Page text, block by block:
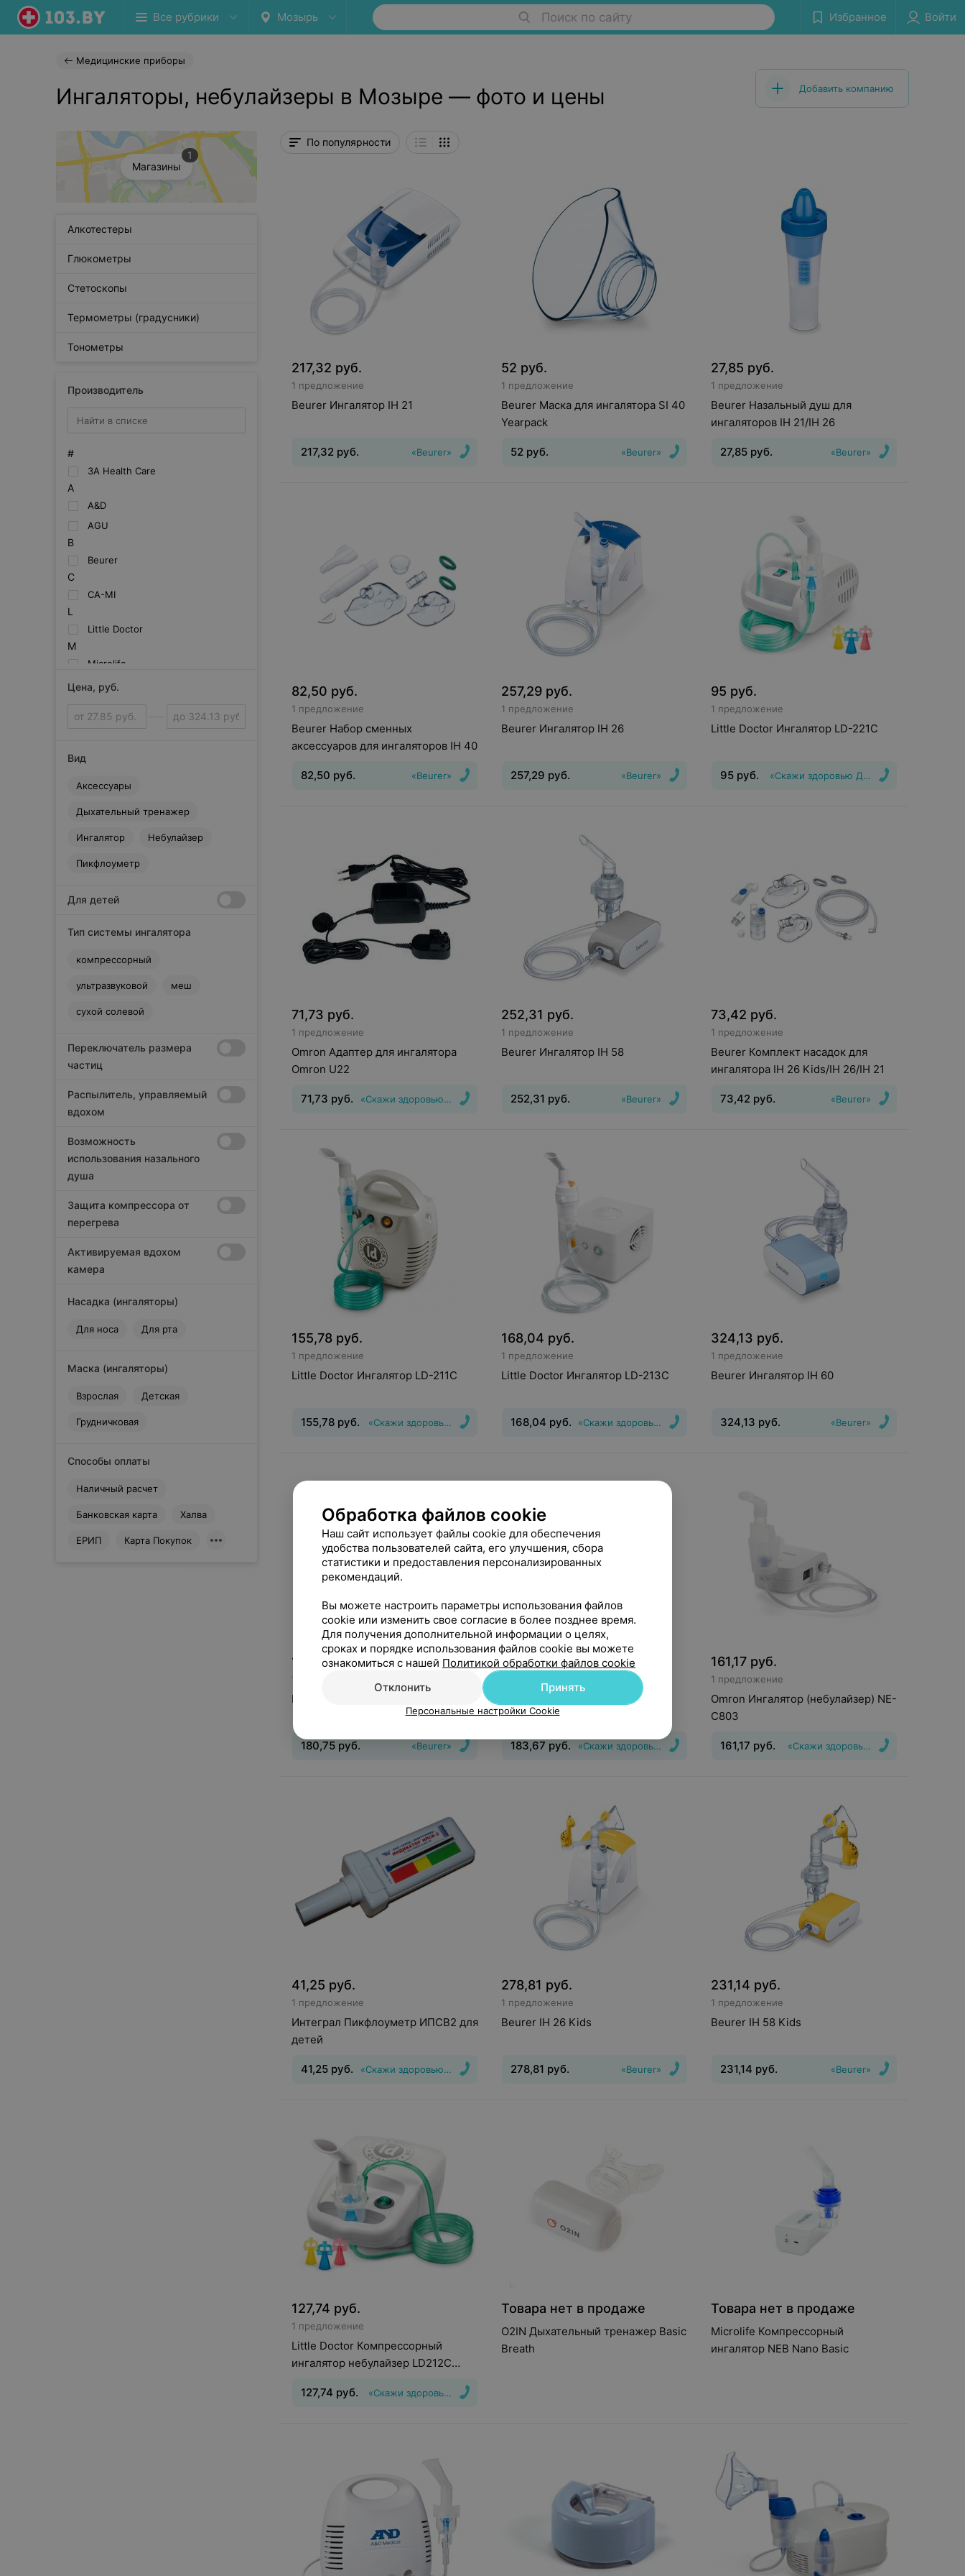
Все рубрики Мозырь Поиск по сайту Избранное Войти
Медицинские приборы
Ингаляторы, небулайзеры в Мозыре — фото и цены Добавить компанию
Магазины
1
Алкотестеры
Глюкометры
Стетоскопы
Термометры (градусники)
Тонометры
Производитель
#
3A Health Care
A
A&D
AGU
B
Beurer
C
CA-MI
L
Little Doctor
M
Microlife
Omron
Prolife
Интеграл
Самоздрав
Цена, руб.
Вид
Аксессуары
Дыхательный тренажер
Ингалятор Небулайзер
Пикфлоуметр
Для детей
Тип системы ингалятора
компрессорный
ультразвуковой меш
сухой солевой
Переключатель размера
частиц
Распылитель, управляемый
вдохом
Возможность
использования назального
душа
Защита компрессора от
перегрева
Активируемая вдохом
камера
Насадка (ингаляторы)
Для носа Для рта
Маска (ингаляторы)
Взрослая Детская
Грудничковая
Способы оплаты
Наличный расчет
Банковская карта Халва
ЕРИП Карта Покупок
По популярности
217,32 руб.
1 предложение
Beurer Ингалятор IH 21
«Beurer»
217,32 руб.
52 руб.
1 предложение
Beurer Маска для ингалятора SI 40
Yearpack
«Beurer»
52 руб.
27,85 руб.
1 предложение
Beurer Назальный душ для
ингаляторов IH 21/IH 26
«Beurer»
27,85 руб.
82,50 руб.
1 предложение
Beurer Набор сменных
аксессуаров для ингаляторов IH 40
«Beurer»
82,50 руб.
257,29 руб.
1 предложение
Beurer Ингалятор IH 26
«Beurer»
257,29 руб.
95 руб.
1 предложение
Little Doctor Ингалятор LD-221C
«Скажи здоровью Да!»
95 руб.
71,73 руб.
1 предложение
Omron Адаптер для ингалятора
Omron U22
«Скажи здоровью Да!»
71,73 руб.
ультразвуковой
252,31 руб.
1 предложение
Beurer Ингалятор IH 58
«Beurer»
252,31 руб.
ингалятора:
73,42 руб.
1 предложение
Beurer Комплект насадок для
ингалятора IH 26 Kids/IH 26/IH 21
«Beurer»
73,42 руб.
155,78 руб.
1 предложение
Little Doctor Ингалятор LD-211C
«Скажи здоровью Да!»
155,78 руб.
168,04 руб.
1 предложение
Little Doctor Ингалятор LD-213C
«Скажи здоровью Да!»
168,04 руб.
324,13 руб.
1 предложение
Beurer Ингалятор IH 60
«Beurer»
324,13 руб.
180,75 руб.
1 предложение
Beurer Ингалятор IH 18
«Beurer»
180,75 руб.
183,67 руб.
Little Doctor Ингалятор LD-210C
«Скажи здоровью Да!»
183,67 руб.
161,17 руб.
1 предложение
Omron Ингалятор (небулайзер) NE-
C803
«Скажи здоровью Да!»
161,17 руб.
41,25 руб.
1 предложение
Интеграл Пикфлоуметр ИПСВ2 для
детей
«Скажи здоровью Да!»
41,25 руб.
278,81 руб.
1 предложение
Beurer IH 26 Kids
«Beurer»
278,81 руб.
231,14 руб.
1 предложение
Beurer IH 58 Kids
«Beurer»
231,14 руб.
127,74 руб.
1 предложение
Little Doctor Компрессорный
ингалятор небулайзер LD212C
«Скажи здоровью Да!»
127,74 руб.
Товара нет в продаже
O2IN Дыхательный тренажер Basic
Breath
Товара нет в продаже
Microlife Компрессорный
ингалятор NEB Nano Basic
Обработка файлов cookie
Наш сайт использует файлы cookie для обеспечения
удобства пользователей сайта, его улучшения, сбора
статистики и предоставления персонализированных
рекомендаций.
Вы можете настроить параметры использования файлов
cookie или изменить свое согласие в более позднее время.
Для получения дополнительной информации о целях,
сроках и порядке использования файлов cookie вы можете
ознакомиться с нашей Политикой обработки файлов cookie
Отклонить
Принять
Персональные настройки Cookie